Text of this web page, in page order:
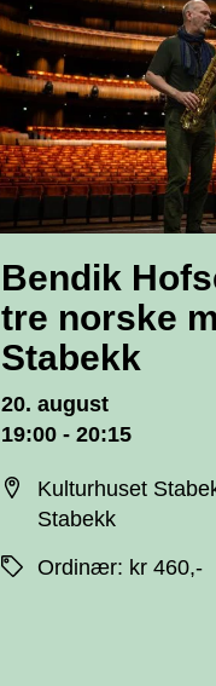
Bendik
tre norske
Stabekk
20. august
19:00 - 20:15
Kulturhuset
Stabekk
Ordinær: kr 460,-